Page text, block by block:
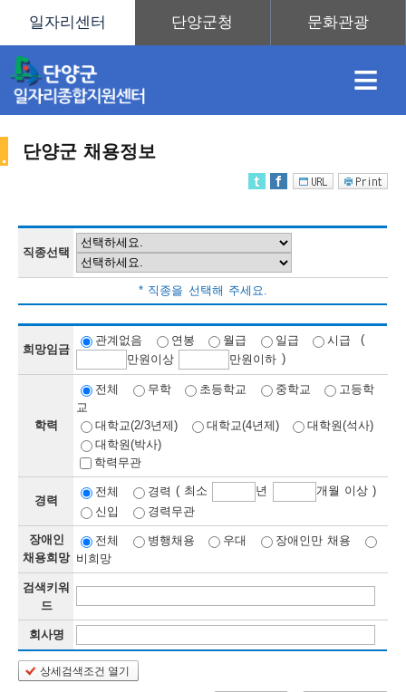
≡
보
보
련
정
우
미
내
단양군 채용정보
직종선택
* 직종을 선택해 주세요.
희망임금
관계없음 연봉 월급 일급 시급
(
만원이상 만원이하 )
학력
전체 무학 초등학교 중학교
고등학
교
대학교(2/3년제)
대학교(4년제)
대학원(석사)
대학원(박사)
학력무관
경력
전체 경력 ( 최소 년
개월 이상 )
신입
경력무관
장애인
채용희망
전체 병행채용 우대
장애인만 채용
비희망
검색키워
드
회사명
상세검색조건 열기
채
용
보
오